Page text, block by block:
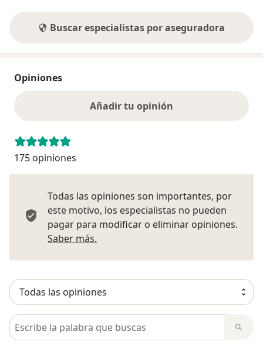
Buscar especialistas por aseguradora
Opiniones
Añadir tu opinión
175 opiniones
Todas las opiniones son importantes, por
este motivo, los especialistas no pueden
pagar para modificar o eliminar opiniones.
Saber más.
Busca en opiniones